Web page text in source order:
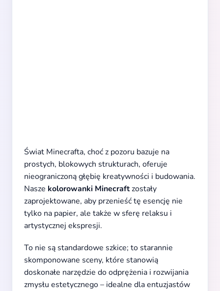
Świat Minecrafta, choć z pozoru bazuje na
prostych, blokowych strukturach, oferuje
nieograniczoną głębię kreatywności i budowania.
Nasze kolorowanki Minecraftzostały
zaprojektowane, aby przenieść tę esencję nie
tylko na papier, ale także w sferę relaksu i
artystycznej ekspresji.
To nie są standardowe szkice; to starannie
skomponowane sceny, które stanowią
doskonałe narzędzie do odprężenia i rozwijania
zmysłu estetycznego – idealne dla entuzjastów